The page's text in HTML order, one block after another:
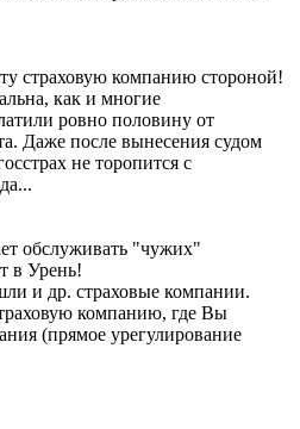
страховую компанию стороной!
как и многие
ровно половину от
Даже после вынесения судом
не торопится с
обслуживать "чужих"
в Урень!
и др. страховые компании.
компанию, где Вы
(прямое урегулирование